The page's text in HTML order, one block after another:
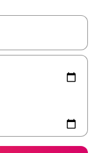
tmur minn riżultat